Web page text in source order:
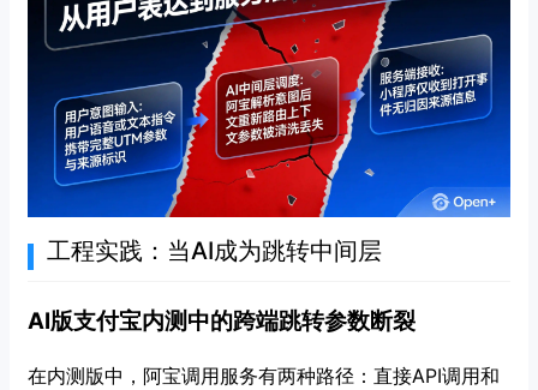
工程实践：当AI成为跳转中间层
AI版支付宝内测中的跨端跳转参数断裂
在内测版中，阿宝调用服务有两种路径：直接API调用和